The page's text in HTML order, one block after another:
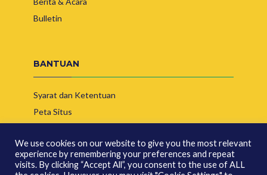
Bulletin
BANTUAN
Syarat dan Ketentuan
Peta Situs
We use cookies on our website to give you the most relevant
experience by remembering your preferences and repeat
visits. By clicking “Accept All”, you consent to the use of ALL